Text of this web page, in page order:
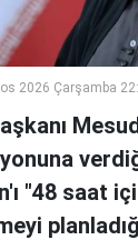
2026 Çarşamba
"48 saat